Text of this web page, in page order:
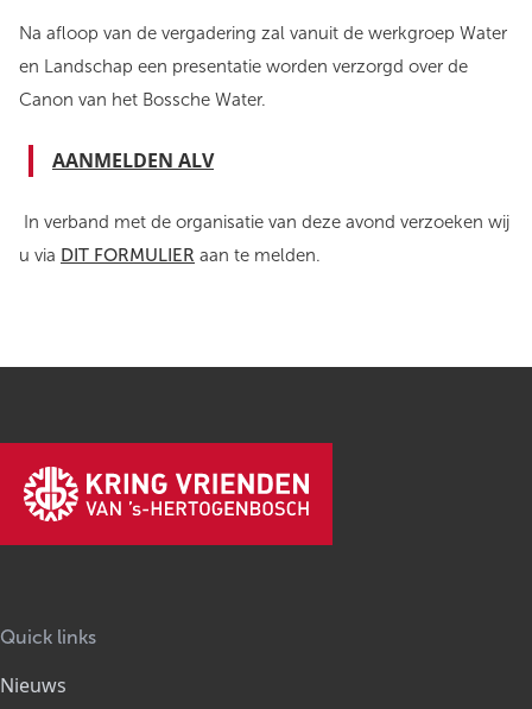
Na afloop van de vergadering zal vanuit de werkgroep Water
en Landschap een presentatie worden verzorgd over de
Canon van het Bossche Water.
AANMELDEN ALV
In verband met de organisatie van deze avond verzoeken wij
u via DIT FORMULIER aan te melden.
Quick links
Nieuws